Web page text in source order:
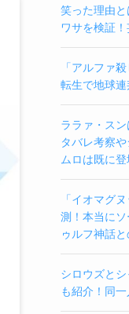
笑った理由
ワサを検証
「アルファ
転生で地球連
ララァ・ス
タバレ考察
ムロは既に登
「イオマグ
測！本当に
ゥルフ神話
シロウズと
も紹介！同